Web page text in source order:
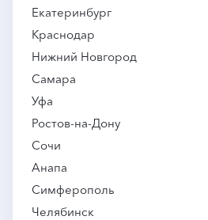
Екатеринбург
Краснодар
Нижний Новгород
Самара
Уфа
Ростов-на-Дону
Сочи
Анапа
Симферополь
Челябинск